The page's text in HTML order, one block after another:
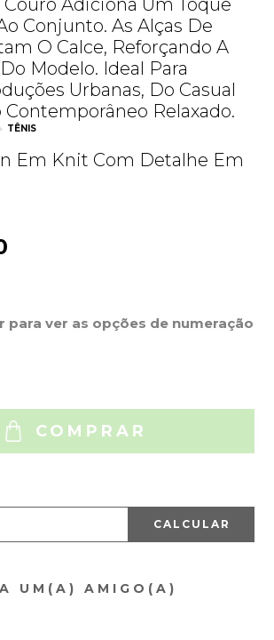
Adiciona Um Toque
Conjunto. As Alças De
O Calce, Reforçando A
Modelo. Ideal Para
Urbanas, Do Casual
Contemporâneo Relaxado.
TÊNIS
Em Knit Com Detalhe Em
para ver as opções de numeração
COMPRAR
CALCULAR
UM(A) AMIGO(A)